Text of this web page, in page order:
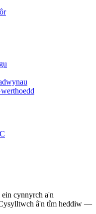
cynnyrch a'n
Cysylltwch â'n tîm heddiw —